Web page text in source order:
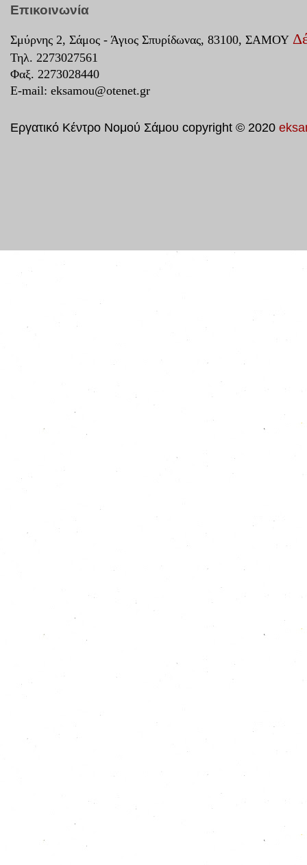
Επικοινωνία
Σμύρνης 2, Σάμος - Άγιος Σπυρίδωνας, 83100, ΣΑΜΟΥ
Τηλ. 2273027561
Φαξ. 2273028440
E-mail: eksamou@otenet.gr
Εργατικό Κέντρο Νομού Σάμου copyright © 2020